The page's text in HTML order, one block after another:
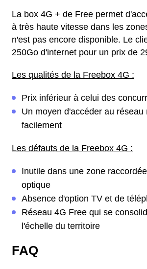
La box 4G + de Free permet
à très haute vitesse dans les
n'est pas encore disponible. Le
250Go d'internet pour un prix de
Les qualités de la Freebox 4G :
Prix inférieur à celui des
Un moyen d'accéder au réseau
facilement
Les défauts de la Freebox 4G :
Inutile dans une zone
optique
Absence d'option TV et de
Réseau 4G Free qui se
l'échelle du territoire
FAQ